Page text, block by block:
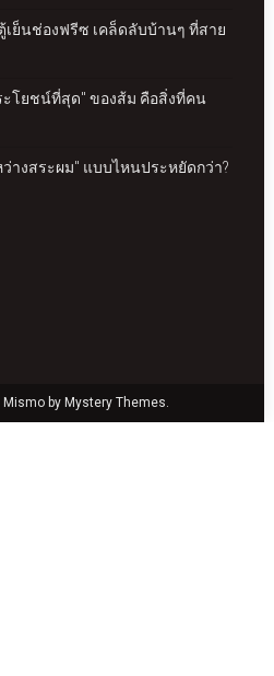
เย็นช่องฟรีซ เคล็ดลับบ้านๆ ที่สาย
โยชน์ที่สุด" ของส้ม คือสิ่งที่คน
างสระผม" แบบไหนประหยัดกว่า?
Mismo by Mystery Themes